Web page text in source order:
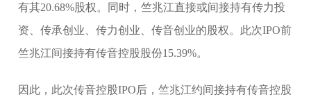
有其20.68%股权。同时，竺兆江直接或间接持有传力投
资、传承创业、传力创业、传音创业的股权。此次IPO前
竺兆江间接持有传音控股股份15.39%。
因此，此次传音控股IPO后，竺兆江约间接持有传音控股